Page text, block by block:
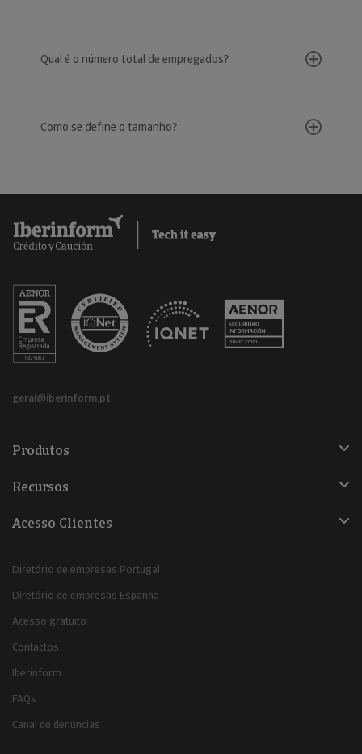
Qual é o número total de empregados?
Como se define o tamanho?
geral@iberinform.pt
Produtos
Recursos
Acesso Clientes
Diretório de empresas Portugal
Diretório de empresas Espanha
Acesso gratuito
Contactos
Iberinform
FAQs
Canal de denúncias